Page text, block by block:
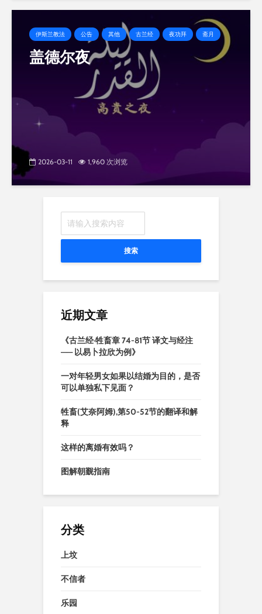
伊斯兰教法 公告 其他 古兰经 夜功拜 斋月
盖德尔夜
2026-03-11 1,960 次浏览
搜索
近期文章
《古兰经·牲畜章 74-81节 译文与经注
—— 以易卜拉欣为例》
一对年轻男女如果以结婚为目的，是否
可以单独私下见面？
牲畜(艾奈阿姆),第50-52节的翻译和解
释
这样的离婚有效吗？
图解朝觐指南
分类
上坟
不信者
乐园